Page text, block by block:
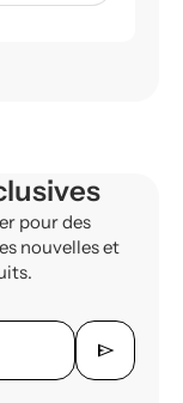
pour des
nouvelles et
send